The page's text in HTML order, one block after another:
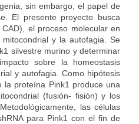
sin embargo, el papel de
El presente proyecto busca
el proceso molecular en
y la autofagia. Se
silvestre murino y determinar
sobre la homeostasis
y autofagia. Como hipótesis
proteína Pink1 produce una
(fusión- fisión) y los
las células
para Pink1 con el fin de